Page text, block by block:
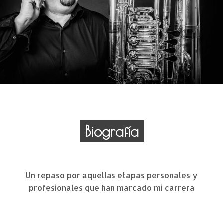
Biografía
Un repaso por aquellas etapas personales y
profesionales que han marcado mi carrera